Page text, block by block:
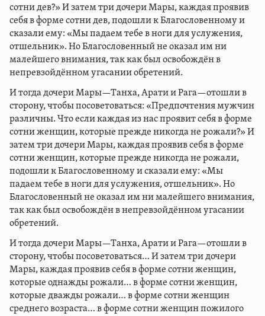
сотни дев?» И затем три дочери Мары, каждая проявив
себя в форме сотни дев, подошли к Благословенному и
сказали ему: «Мы падаем тебе в ноги для услужения,
отшельник». Но Благословенный не оказал им ни
малейшего внимания, так как был освобождён в
непревзойдённом угасании обретений.
И тогда дочери Мары—Танха, Арати и Рага—отошли в
сторону, чтобы посоветоваться: «Предпочтения мужчин
различны. Что если каждая из нас проявит себя в форме
сотни женщин, которые прежде никогда не рожали?» И
затем три дочери Мары, каждая проявив себя в форме
сотни женщин, которые прежде никогда не рожали,
подошли к Благословенному и сказали ему: «Мы
падаем тебе в ноги для услужения, отшельник». Но
Благословенный не оказал им ни малейшего внимания,
так как был освобождён в непревзойдённом угасании
обретений.
И тогда дочери Мары—Танха, Арати и Рага—отошли в
сторону, чтобы посоветоваться… И затем три дочери
Мары, каждая проявив себя в форме сотни женщин,
которые однажды рожали… в форме сотни женщин,
которые дважды рожали… в форме сотни женщин
среднего возраста… в форме сотни женщин пожилого